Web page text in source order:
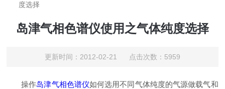
度选择
岛津气相色谱仪使用之气体纯度选择
更新时间：2012-02-21 点击次数：5959
操作岛津气相色谱仪如何选用不同气体纯度的气源做载气和